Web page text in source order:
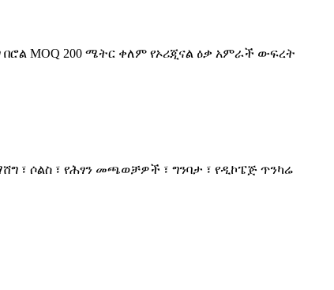
MOQ 200 ሜትር ቀለም የኦሪጂናል ዕቃ አምራች ውፍረት
ሶልስ ፣ የሕፃን መጫወቻዎች ፣ ግንባታ ፣ የዲኮፔጅ ጥንካሬ